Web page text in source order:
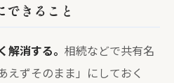
できること
消する。 相続などで共有名
えずそのまま」にしておく